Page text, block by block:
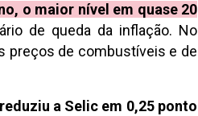
o maior nível em quase 20
de queda da inflação. No
preços de combustíveis e de
reduziu a Selic em 0,25 ponto